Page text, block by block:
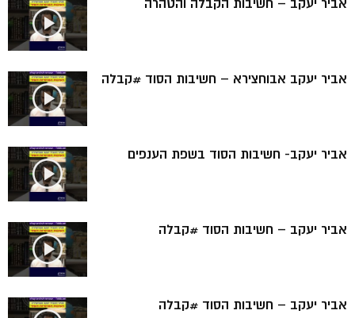
אביר יעקב – חשיבות הקבלה והטהרה
אביר יעקב אבוחצירא – חשיבות הסוד #קבלה
אביר יעקב- חשיבות הסוד בשפת הענפים
אביר יעקב – חשיבות הסוד #קבלה
אביר יעקב – חשיבות הסוד #קבלה